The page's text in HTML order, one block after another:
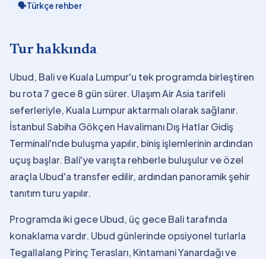
🗣Türkçe rehber
Tur hakkında
Ubud, Bali ve Kuala Lumpur'u tek programda birleştiren
bu rota 7 gece 8 gün sürer. Ulaşım Air Asia tarifeli
seferleriyle, Kuala Lumpur aktarmalı olarak sağlanır.
İstanbul Sabiha Gökçen Havalimanı Dış Hatlar Gidiş
Terminali'nde buluşma yapılır, biniş işlemlerinin ardından
uçuş başlar. Bali'ye varışta rehberle buluşulur ve özel
araçla Ubud'a transfer edilir, ardından panoramik şehir
tanıtım turu yapılır.
Programda iki gece Ubud, üç gece Bali tarafında
konaklama vardır. Ubud günlerinde opsiyonel turlarla
Tegallalang Pirinç Terasları, Kintamani Yanardağı ve